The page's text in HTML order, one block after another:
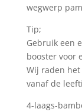
wegwerp
Tip;
Gebruik een
booster voor
Wij raden
vanaf de
4-laags-